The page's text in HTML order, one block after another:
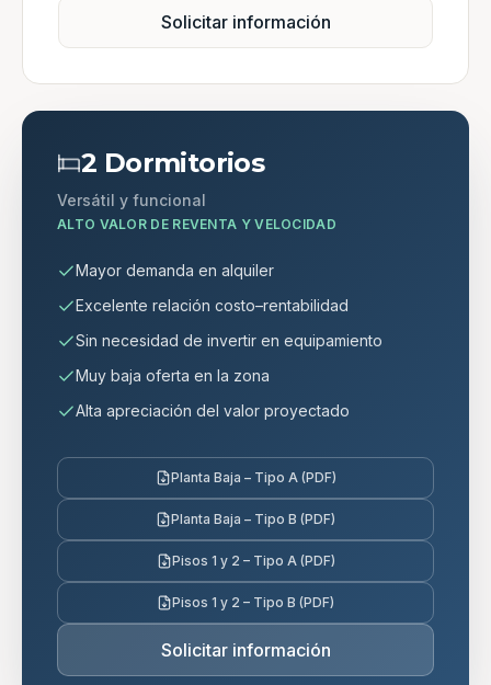
Solicitar información
2 Dormitorios
Versátil y funcional
ALTO VALOR DE REVENTA Y VELOCIDAD
Mayor demanda en alquiler
Excelente relación costo–rentabilidad
Sin necesidad de invertir en equipamiento
Muy baja oferta en la zona
Alta apreciación del valor proyectado
Planta Baja – Tipo A (PDF)
Planta Baja – Tipo B (PDF)
Pisos 1 y 2 – Tipo A (PDF)
Pisos 1 y 2 – Tipo B (PDF)
Solicitar información